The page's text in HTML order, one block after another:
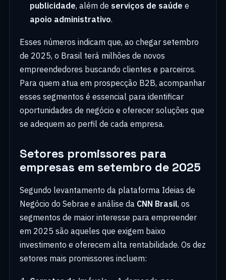
publicidade, além de serviços de saúde e
apoio administrativo.
Esses números indicam que, ao chegar setembro
de 2025, o Brasil terá milhões de novos
empreendedores buscando clientes e parceiros.
Para quem atua em prospecção B2B, acompanhar
esses segmentos é essencial para identificar
oportunidades de negócio e oferecer soluções que
se adequem ao perfil de cada empresa.
Setores promissores para
empresas em setembro de 2025
Segundo levantamento da plataforma Ideias de
Negócio do Sebrae e análise da CNN Brasil, os
segmentos de maior interesse para empreender
em 2025 são aqueles que exigem baixo
investimento e oferecem alta rentabilidade. Os dez
setores mais promissores incluem: